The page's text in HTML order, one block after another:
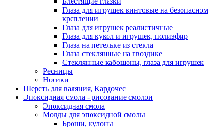
Глаза для игрушек винтовые на безопасном
креплении
Глаза для игрушек реалистичные
Глаза для кукол и игрушек, полиэфир
Глаза на петельке из стекла
Глаза стеклянные на гвоздике
Стеклянные кабошоны, глаза для игрушек
Ресницы
Носики
Шерсть для валяния, Кардочес
Эпоксидная смола - рисование смолой
Эпоксидная смола
Молды для эпоксидной смолы
Броши, кулоны